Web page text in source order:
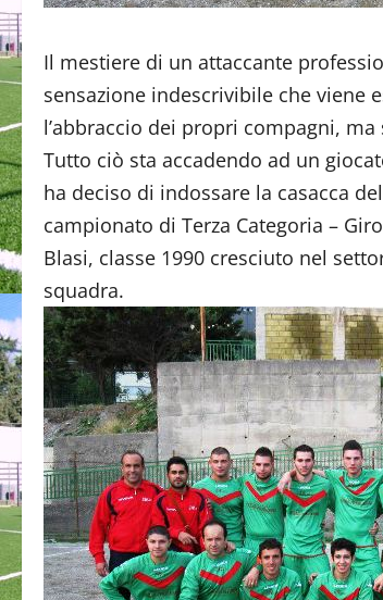
Il mestiere di un attaccante
sensazione indescrivibile che viene
l’abbraccio dei propri compagni,
Tutto ciò sta accadendo ad un
ha deciso di indossare la casacca
campionato di Terza Categoria –
Blasi, classe 1990 cresciuto nel
squadra.